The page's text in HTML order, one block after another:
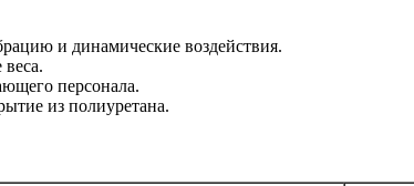
и динамические воздействия.
персонала.
из полиуретана.